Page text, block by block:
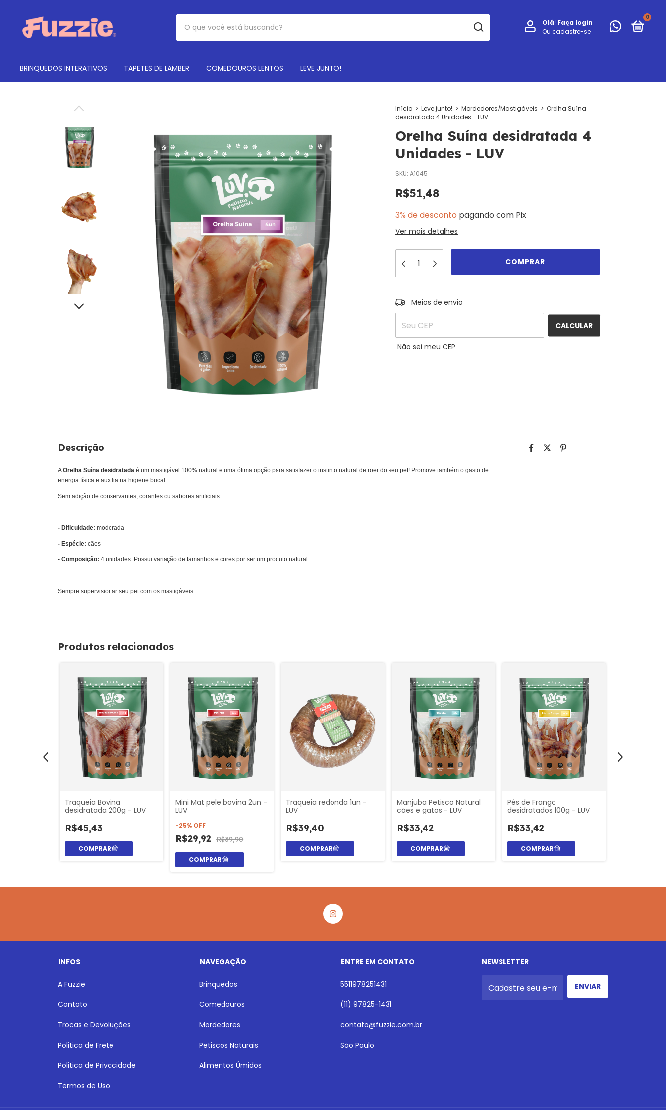
Olá! Faça login
Ou cadastre-se
0
BRINQUEDOS INTERATIVOS TAPETES DE LAMBER COMEDOUROS LENTOS LEVE JUNTO!
Início > Leve junto! > Mordedores/Mastigáveis > Orelha Suína
desidratada 4 Unidades - LUV
Orelha Suína desidratada 4
Unidades - LUV
SKU: A1045
R$51,48
3% de desconto pagando com Pix
Ver mais detalhes
Entregas para o CEP:
Meios de envio
CALCULAR
Não sei meu CEP
Descrição
AOrelha Suína desidratada é um mastigável 100% natural e uma ótima opção para satisfazer o instinto natural de roer do seu pet! Promove também o gasto de
energia física e auxilia na higiene bucal.
Sem adição de conservantes, corantes ou sabores artificiais.
- Dificuldade: moderada
- Espécie: cães
- Composição: 4 unidades. Possui variação de tamanhos e cores por ser um produto natural.
Sempre supervisionar seu pet com os mastigáveis.
Produtos relacionados
Traqueia Bovina
desidratada 200g - LUV
R$45,43
Mini Mat pele bovina 2un -
LUV
-25% OFF
R$29,92 R$39,90
Traqueia redonda 1un -
LUV
R$39,40
Manjuba Petisco Natural
cães e gatos - LUV
R$33,42
Pés de Frango
desidratados 100g - LUV
R$33,42
INFOS
A Fuzzie
Contato
Trocas e Devoluções
Politica de Frete
Politica de Privacidade
Termos de Uso
NAVEGAÇÃO
Brinquedos
Comedouros
Mordedores
Petiscos Naturais
Alimentos Úmidos
ENTRE EM CONTATO
5511978251431
(11) 97825-1431
contato@fuzzie.com.br
São Paulo
NEWSLETTER